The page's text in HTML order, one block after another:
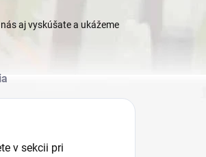
aj vyskúšate a ukážeme
v sekcii pri